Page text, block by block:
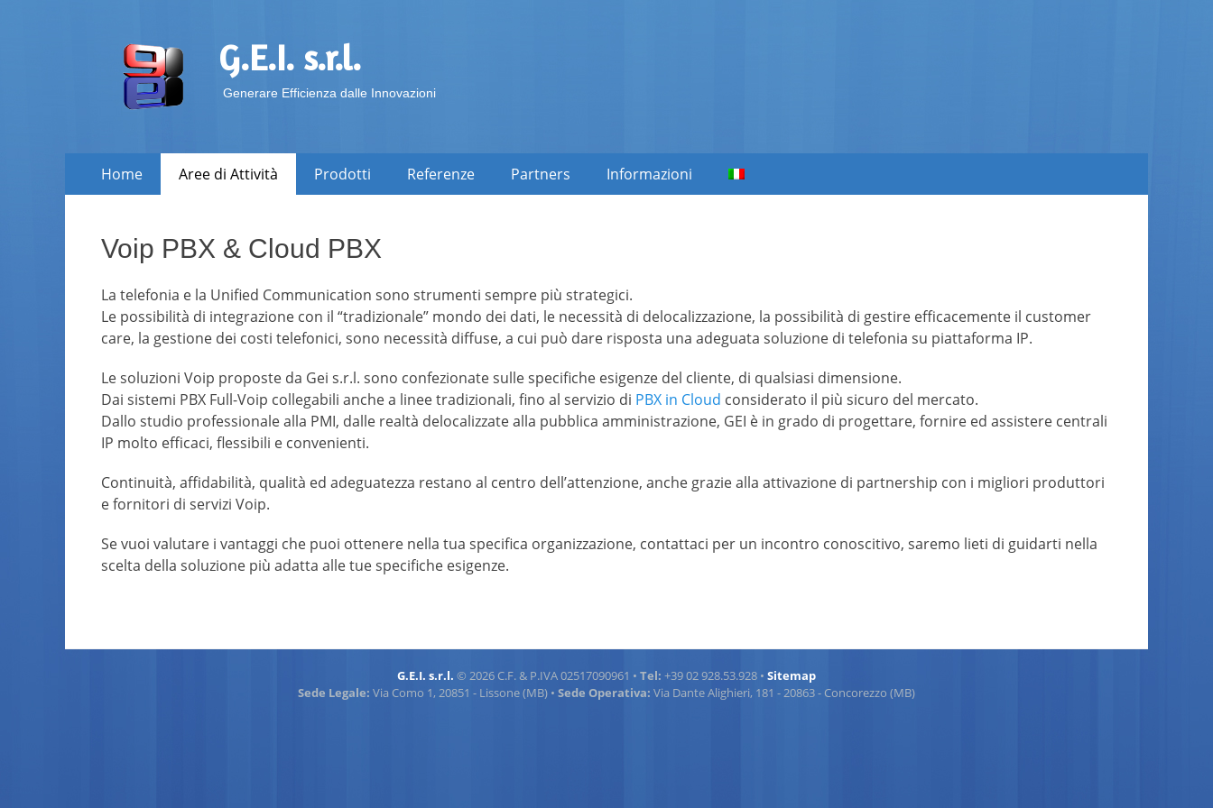
G.E.I. s.r.l.
Generare Efficienza dalle Innovazioni
Primary Menu
Home Aree di Attività Prodotti Referenze Partners Informazioni
Voip PBX & Cloud PBX
La telefonia e la Unified Communication sono strumenti sempre più strategici.
Le possibilità di integrazione con il “tradizionale” mondo dei dati, le necessità di delocalizzazione, la possibilità di gestire efficacemente il customer
care, la gestione dei costi telefonici, sono necessità diffuse, a cui può dare risposta una adeguata soluzione di telefonia su piattaforma IP.
Le soluzioni Voip proposte da Gei s.r.l. sono confezionate sulle specifiche esigenze del cliente, di qualsiasi dimensione.
Dai sistemi PBX Full-Voip collegabili anche a linee tradizionali, fino al servizio di PBX in Cloud considerato il più sicuro del mercato.
Dallo studio professionale alla PMI, dalle realtà delocalizzate alla pubblica amministrazione, GEI è in grado di progettare, fornire ed assistere centrali
IP molto efficaci, flessibili e convenienti.
Continuità, affidabilità, qualità ed adeguatezza restano al centro dell’attenzione, anche grazie alla attivazione di partnership con i migliori produttori
e fornitori di servizi Voip.
Se vuoi valutare i vantaggi che puoi ottenere nella tua specifica organizzazione, contattaci per un incontro conoscitivo, saremo lieti di guidarti nella
scelta della soluzione più adatta alle tue specifiche esigenze.
G.E.I. s.r.l. © 2026 C.F. & P.IVA 02517090961 • Tel: +39 02 928.53.928 • Sitemap
Sede Legale: Via Como 1, 20851 - Lissone (MB) • Sede Operativa: Via Dante Alighieri, 181 - 20863 - Concorezzo (MB)